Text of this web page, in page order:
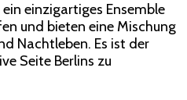
einzigartiges Ensemble
und bieten eine Mischung
Nachtleben. Es ist der
Seite Berlins zu